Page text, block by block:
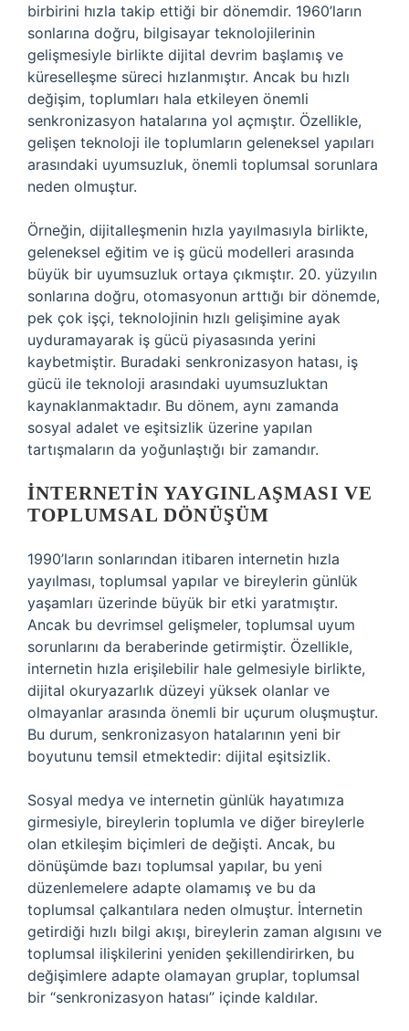
birbirini hızla takip ettiği bir dönemdir. 1960’ların
sonlarına doğru, bilgisayar teknolojilerinin
gelişmesiyle birlikte dijital devrim başlamış ve
küreselleşme süreci hızlanmıştır. Ancak bu hızlı
değişim, toplumları hala etkileyen önemli
senkronizasyon hatalarına yol açmıştır. Özellikle,
gelişen teknoloji ile toplumların geleneksel yapıları
arasındaki uyumsuzluk, önemli toplumsal sorunlara
neden olmuştur.
Örneğin, dijitalleşmenin hızla yayılmasıyla birlikte,
geleneksel eğitim ve iş gücü modelleri arasında
büyük bir uyumsuzluk ortaya çıkmıştır. 20. yüzyılın
sonlarına doğru, otomasyonun arttığı bir dönemde,
pek çok işçi, teknolojinin hızlı gelişimine ayak
uyduramayarak iş gücü piyasasında yerini
kaybetmiştir. Buradaki senkronizasyon hatası, iş
gücü ile teknoloji arasındaki uyumsuzluktan
kaynaklanmaktadır. Bu dönem, aynı zamanda
sosyal adalet ve eşitsizlik üzerine yapılan
tartışmaların da yoğunlaştığı bir zamandır.
İNTERNETIN YAYGINLAŞMASI VE
TOPLUMSAL DÖNÜŞÜM
1990’ların sonlarından itibaren internetin hızla
yayılması, toplumsal yapılar ve bireylerin günlük
yaşamları üzerinde büyük bir etki yaratmıştır.
Ancak bu devrimsel gelişmeler, toplumsal uyum
sorunlarını da beraberinde getirmiştir. Özellikle,
internetin hızla erişilebilir hale gelmesiyle birlikte,
dijital okuryazarlık düzeyi yüksek olanlar ve
olmayanlar arasında önemli bir uçurum oluşmuştur.
Bu durum, senkronizasyon hatalarının yeni bir
boyutunu temsil etmektedir: dijital eşitsizlik.
Sosyal medya ve internetin günlük hayatımıza
girmesiyle, bireylerin toplumla ve diğer bireylerle
olan etkileşim biçimleri de değişti. Ancak, bu
dönüşümde bazı toplumsal yapılar, bu yeni
düzenlemelere adapte olamamış ve bu da
toplumsal çalkantılara neden olmuştur. İnternetin
getirdiği hızlı bilgi akışı, bireylerin zaman algısını ve
toplumsal ilişkilerini yeniden şekillendirirken, bu
değişimlere adapte olamayan gruplar, toplumsal
bir “senkronizasyon hatası” içinde kaldılar.